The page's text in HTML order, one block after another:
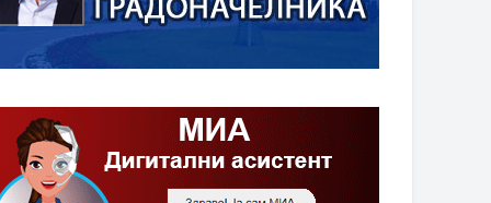
ЗАЈЕДНИЦА ЕТАЖНИХ